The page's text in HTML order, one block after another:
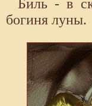
Биль - в
богиня луны.